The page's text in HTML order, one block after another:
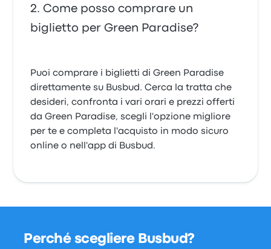
Come posso comprare un
biglietto per Green Paradise?
Puoi comprare i biglietti di Green Paradise
direttamente su Busbud. Cerca la tratta che
desideri, confronta i vari orari e prezzi offerti
da Green Paradise, scegli l'opzione migliore
per te e completa l'acquisto in modo sicuro
online o nell'app di Busbud.
Perché scegliere Busbud?